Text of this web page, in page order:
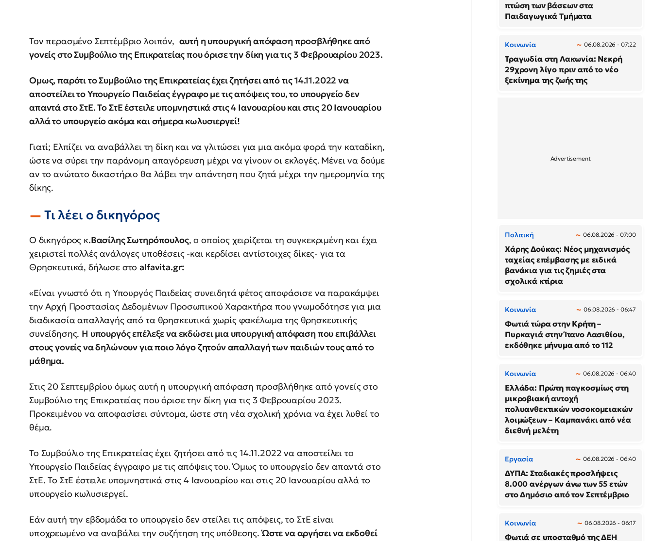
Τον περασμένο Σεπτέμβριο λοιπόν, αυτή η υπουργική απόφαση προσβλήθηκε από
γονείς στο Συμβούλιο της Επικρατείας που όρισε την δίκη για τις 3 Φεβρουαρίου 2023.
Ομως, παρότι το Συμβούλιο της Επικρατείας έχει ζητήσει από τις 14.11.2022 να
αποστείλει το Υπουργείο Παιδείας έγγραφο με τις απόψεις του, το υπουργείο δεν
απαντά στο ΣτΕ. Το ΣτΕ έστειλε υπομνηστικά στις 4 Ιανουαρίου και στις 20 Ιανουαρίου
αλλά το υπουργείο ακόμα και σήμερα κωλυσιεργεί!
Γιατί; Ελπίζει να αναβάλλει τη δίκη και να γλιτώσει για μια ακόμα φορά την καταδίκη,
ώστε να σύρει την παράνομη απαγόρευση μέχρι να γίνουν οι εκλογές. Μένει να δούμε
αν το ανώτατο δικαστήριο θα λάβει την απάντηση που ζητά μέχρι την ημερομηνία της
δίκης.
Τι λέει ο δικηγόρος
Ο δικηγόρος κ.Βασίλης Σωτηρόπουλος, ο οποίος χειρίζεται τη συγκεκριμένη και έχει
χειριστεί πολλές ανάλογες υποθέσεις -και κερδίσει αντίστοιχες δίκες- για τα
Θρησκευτικά, δήλωσε στοalfavita.gr:
«Είναι γνωστό ότι η Υπουργός Παιδείας συνειδητά φέτος αποφάσισε να παρακάμψει
την Αρχή Προστασίας Δεδομένων Προσωπικού Χαρακτήρα που γνωμοδότησε για μια
διαδικασία απαλλαγής από τα θρησκευτικά χωρίς φακέλωμα της θρησκευτικής
συνείδησης. Η υπουργός επέλεξε να εκδώσει μια υπουργική απόφαση που επιβάλλει
στους γονείς να δηλώνουν για ποιο λόγο ζητούν απαλλαγή των παιδιών τους από το
μάθημα.
Στις 20 Σεπτεμβρίου όμως αυτή η υπουργική απόφαση προσβλήθηκε από γονείς στο
Συμβούλιο της Επικρατείας που όρισε την δίκη για τις 3 Φεβρουαρίου 2023.
Προκειμένου να αποφασίσει σύντομα, ώστε στη νέα σχολική χρόνια να έχει λυθεί το
θέμα.
Το Συμβούλιο της Επικρατείας έχει ζητήσει από τις 14.11.2022 να αποστείλει το
Υπουργείο Παιδείας έγγραφο με τις απόψεις του. Όμως το υπουργείο δεν απαντά στο
ΣτΕ. Το ΣτΕ έστειλε υπομνηστικά στις 4 Ιανουαρίου και στις 20 Ιανουαρίου αλλά το
υπουργείο κωλυσιεργεί.
Εάν αυτή την εβδομάδα το υπουργείο δεν στείλει τις απόψεις, το ΣτΕ είναι
υποχρεωμένο να αναβάλει την συζήτηση της υπόθεσης.Ώστε να αργήσει να εκδοθεί
πτώση των βάσεων στα
Παιδαγωγικά Τμήματα
Κοινωνία 06.08.2026 - 07:22
Τραγωδία στη Λακωνία: Νεκρή
29χρονη λίγο πριν από το νέο
ξεκίνημα της ζωής της
Πολιτική 06.08.2026 - 07:00
Χάρης Δούκας: Νέος μηχανισμός
ταχείας επέμβασης με ειδικά
βανάκια για τις ζημιές στα
σχολικά κτίρια
Κοινωνία 06.08.2026 - 06:47
Φωτιά τώρα στην Κρήτη –
Πυρκαγιά στην Ίτανο Λασιθίου,
εκδόθηκε μήνυμα από το 112
Κοινωνία 06.08.2026 - 06:40
Ελλάδα: Πρώτη παγκοσμίως στη
μικροβιακή αντοχή
πολυανθεκτικών νοσοκομειακών
λοιμώξεων – Καμπανάκι από νέα
διεθνή μελέτη
Εργασία 06.08.2026 - 06:40
ΔΥΠΑ: Σταδιακές προσλήψεις
8.000 ανέργων άνω των 55 ετών
στο Δημόσιο από τον Σεπτέμβριο
Κοινωνία 06.08.2026 - 06:17
Φωτιά σε υποσταθμό της ΔΕΗ